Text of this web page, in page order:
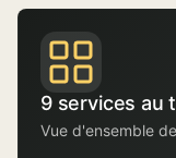
9 services au
Vue d'ensemble